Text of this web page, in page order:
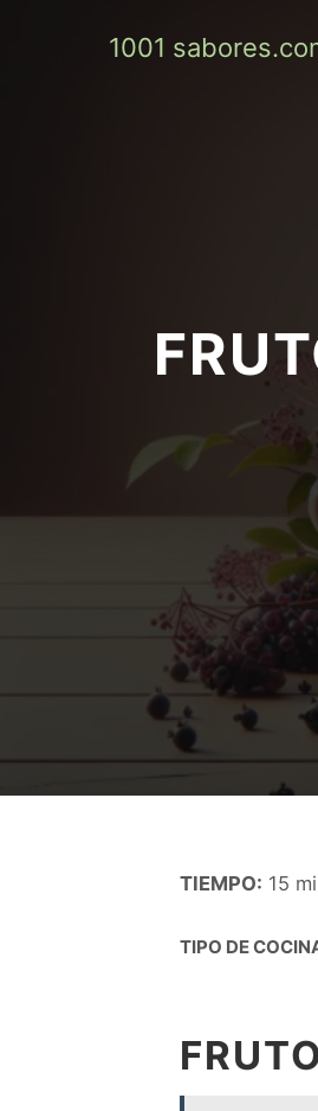
1001
TIEMPO: 15
TIPO DE